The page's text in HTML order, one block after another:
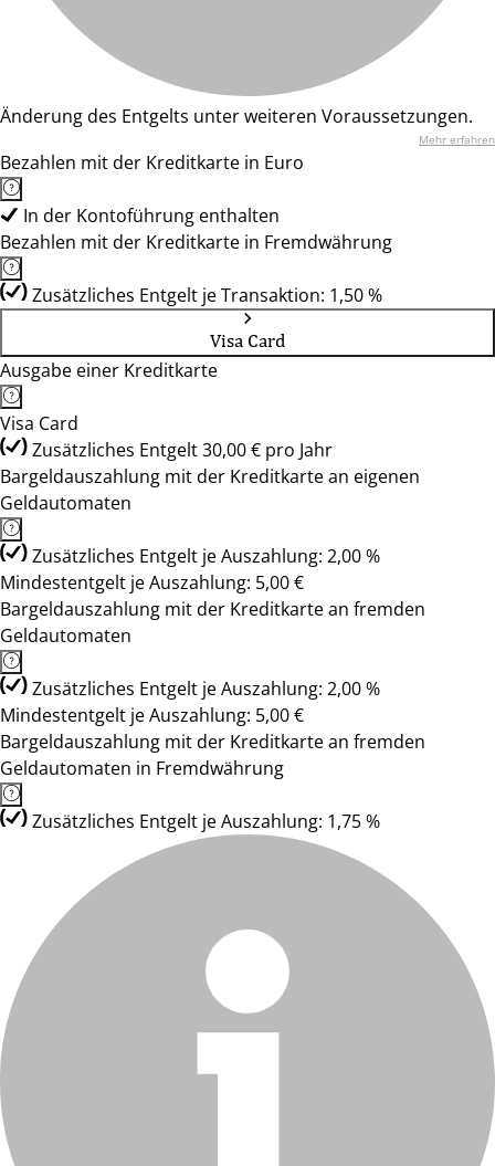
Änderung des Entgelts unter weiteren Voraussetzungen.
Mehr erfahren
Bezahlen mit der Kreditkarte in Euro
In der Kontoführung enthalten
Bezahlen mit der Kreditkarte in Fremdwährung
Zusätzliches Entgelt je Transaktion: 1,50 %
Visa Card
Ausgabe einer Kreditkarte
Visa Card
Zusätzliches Entgelt 30,00 € pro Jahr
Bargeldauszahlung mit der Kreditkarte an eigenen
Geldautomaten
Zusätzliches Entgelt je Auszahlung: 2,00 %
Mindestentgelt je Auszahlung: 5,00 €
Bargeldauszahlung mit der Kreditkarte an fremden
Geldautomaten
Zusätzliches Entgelt je Auszahlung: 2,00 %
Mindestentgelt je Auszahlung: 5,00 €
Bargeldauszahlung mit der Kreditkarte an fremden
Geldautomaten in Fremdwährung
Zusätzliches Entgelt je Auszahlung: 1,75 %